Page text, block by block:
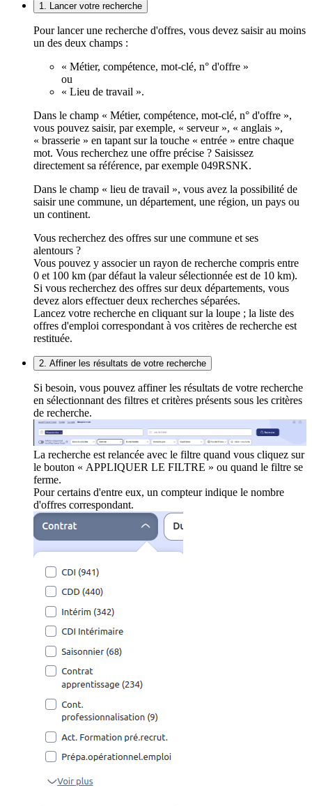
1. Lancer votre recherche
Pour lancer une recherche d'offres, vous devez saisir au moins
un des deux champs :
« Métier, compétence, mot-clé, n° d'offre »
ou
« Lieu de travail ».
Dans le champ « Métier, compétence, mot-clé, n° d'offre »,
vous pouvez saisir, par exemple, « serveur », « anglais »,
« brasserie » en tapant sur la touche « entrée » entre chaque
mot. Vous recherchez une offre précise ? Saisissez
directement sa référence, par exemple 049RSNK.
Dans le champ « lieu de travail », vous avez la possibilité de
saisir une commune, un département, une région, un pays ou
un continent.
Vous recherchez des offres sur une commune et ses
alentours ?
Vous pouvez y associer un rayon de recherche compris entre
0 et 100 km (par défaut la valeur sélectionnée est de 10 km).
Si vous recherchez des offres sur deux départements, vous
devez alors effectuer deux recherches séparées.
Lancez votre recherche en cliquant sur la loupe ; la liste des
offres d'emploi correspondant à vos critères de recherche est
restituée.
2. Affiner les résultats de votre recherche
Si besoin, vous pouvez affiner les résultats de votre recherche
en sélectionnant des filtres et critères présents sous les critères
de recherche.
La recherche est relancée avec le filtre quand vous cliquez sur
le bouton « APPLIQUER LE FILTRE » ou quand le filtre se
ferme.
Pour certains d'entre eux, un compteur indique le nombre
d'offres correspondant.